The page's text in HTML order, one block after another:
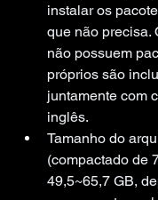
instalar os
que não precisa.
não possuem
próprios são
juntamente com
inglês.
Tamanho do
(compactado de
49,5~65,7 GB,